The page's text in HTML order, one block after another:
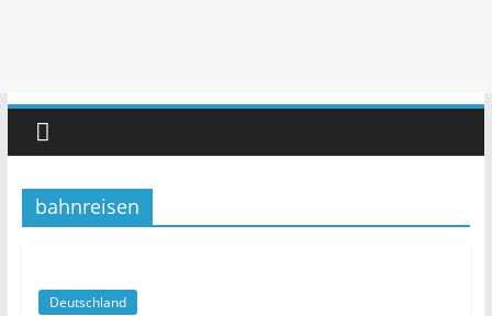
bahnreisen
Deutschland